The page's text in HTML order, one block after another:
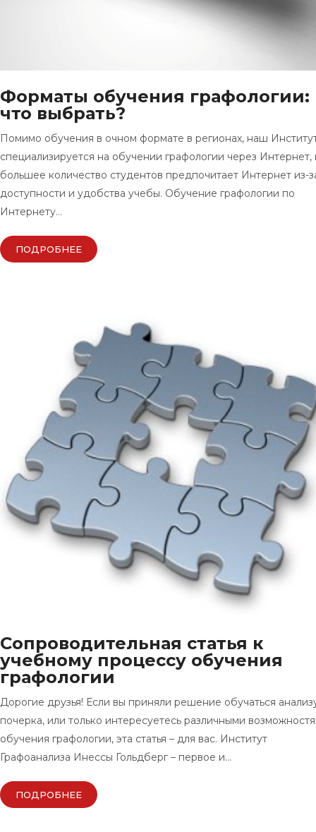
Форматы обучения графологии:
что выбрать?
Помимо обучения в очном формате в регионах, наш
специализируется на обучении графологии через Интернет,
большее количество студентов предпочитает Интернет из-
доступности и удобства учебы. Обучение графологии по
Интернету…
ПОДРОБНЕЕ
Сопроводительная статья к
учебному процессу обучения
графологии
Дорогие друзья! Если вы приняли решение обучаться
почерка, или только интересуетесь различными
обучения графологии, эта статья – для вас. Институт
Графоанализа Инессы Гольдберг – первое и…
ПОДРОБНЕЕ